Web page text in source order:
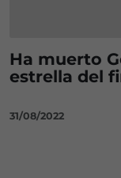
Ha muerto
estrella del
31/08/2022